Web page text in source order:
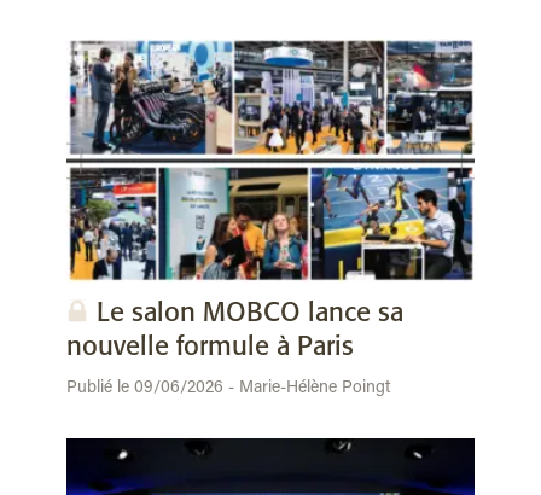
Le salon MOBCO lance sa
nouvelle formule à Paris
Publié le 09/06/2026 - Marie-Hélène Poingt